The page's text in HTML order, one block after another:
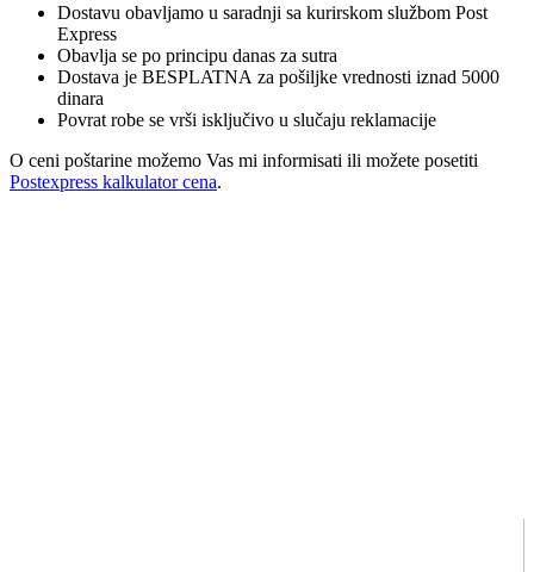
Dostavu obavljamo u saradnji sa kurirskom službom Post
Express
Obavlja se po principu danas za sutra
Dostava je BESPLATNA za pošiljke vrednosti iznad 5000
dinara
Povrat robe se vrši isključivo u slučaju reklamacije
O ceni poštarine možemo Vas mi informisati ili možete posetiti
Postexpress kalkulator cena.